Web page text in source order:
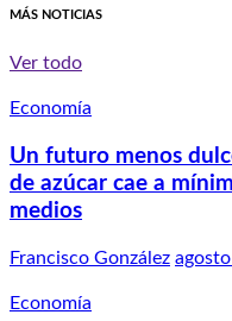
MÁS NOTICIAS
Ver todo
Economía
Un futuro menos
de azúcar cae a
medios
Francisco González
Economía